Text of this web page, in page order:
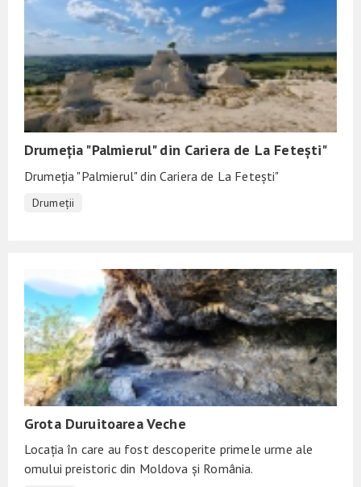
Drumeția "Palmierul" din Cariera de La Fetești"
Drumeția "Palmierul" din Cariera de La Fetești"
Drumeții
Grota Duruitoarea Veche
Locația în care au fost descoperite primele urme ale
omului preistoric din Moldova și România.